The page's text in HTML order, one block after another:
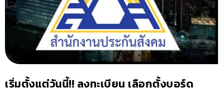
เริ่มตั้งแต่วันนี้!! ลงทะเบียน เลือกตั้งบอร์ด